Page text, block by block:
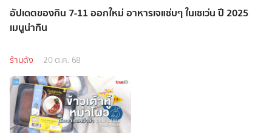
อัปเดตของกิน 7-11 ออกใหม่ อาหารเจแซ่บๆ ในเซเว่น ปี 2025
เมนูน่ากิน
ร้านดัง 20 ต.ค. 68